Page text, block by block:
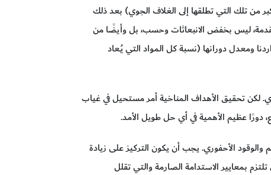
(إزالة مقادير من الكربون أكبر من تلك التي تطلقها إلى الغلاف الجوي) بعد ذلك
ليس بخفض الانبعاثات وحسب، بل وأيضًا من
ومعدل دورانها (نسبة كل المواد التي يُـعاد
لكن تحقيق الأهداف المناخية أمر مستحيل في غياب
دورًا عظيم الأهمية في أي حل طويل الأمد.
والوقود الأحفوري. يجب أن يكون التركيز على زيادة
بمعايير الاستدامة الصارمة والتي تقلل